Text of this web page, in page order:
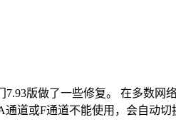
7.93版做了一些修复。 在多数网
道或F通道不能使用，会自动切